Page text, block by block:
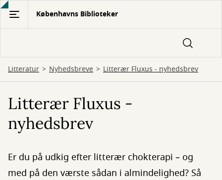
Gå
hovedindhold
Københavns Biblioteker
Litteratur Nyhedsbreve Litterær Fluxus - nyhedsbrev
Litterær Fluxus -
nyhedsbrev
Er du på udkig efter litterær chokterapi – og
med på den værste sådan i almindelighed? Så